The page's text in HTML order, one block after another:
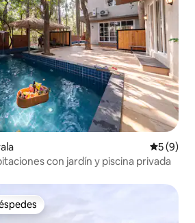
5 (9)
con jardín y piscina privada
entre huéspedes